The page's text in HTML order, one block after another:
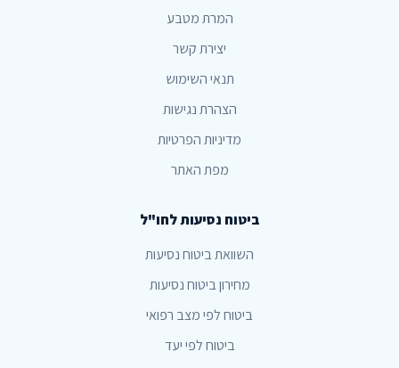
המרת מטבע
יצירת קשר
תנאי השימוש
הצהרת נגישות
מדיניות הפרטיות
מפת האתר
ביטוח נסיעות לחו"ל
השוואת ביטוח נסיעות
מחירון ביטוח נסיעות
ביטוח לפי מצב רפואי
ביטוח לפי יעד